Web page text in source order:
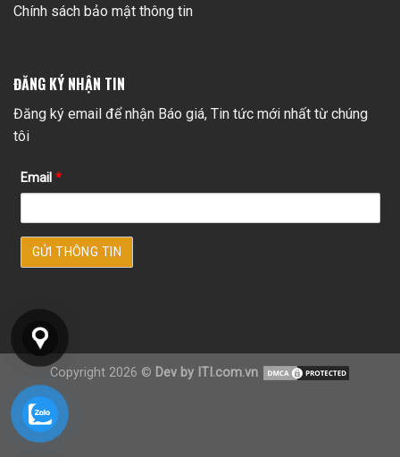
Chính sách bảo mật thông tin
ĐĂNG KÝ NHẬN TIN
Đăng ký email để nhận Báo giá, Tin tức mới nhất từ chúng
tôi
Email *
Copyright 2026 © Dev by ITI.com.vn